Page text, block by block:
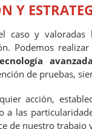
Y
caso y
Podemos realizar
avanzada
de pruebas,
acción,
a las
de nuestro trabajo